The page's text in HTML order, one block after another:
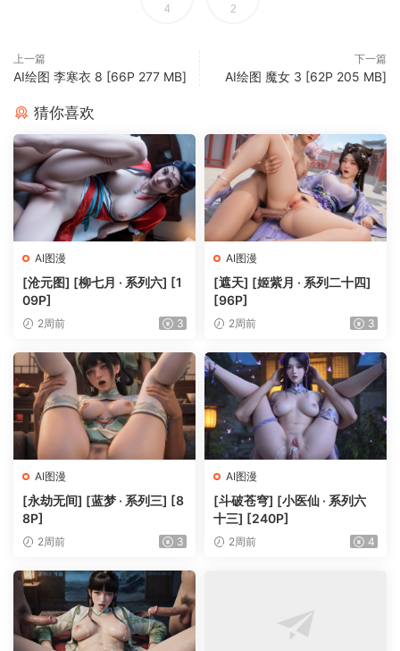
4 2
上一篇
AI绘图 李寒衣 8 [66P 277 MB]
下一篇
AI绘图 魔女 3 [62P 205 MB]
猜你喜欢
AI图漫
[沧元图] [柳七月 · 系列六] [1
09P]
2周前 3
AI图漫
[遮天] [姬紫月 · 系列二十四]
[96P]
2周前 3
AI图漫
[永劫无间] [蓝梦 · 系列三] [8
8P]
2周前 3
AI图漫
[斗破苍穹] [小医仙 · 系列六
十三] [240P]
2周前 4